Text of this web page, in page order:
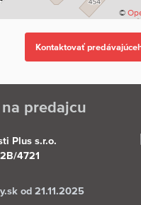
o bližšie informácie
kontaktovať. Radi
a zabezpečíme
aj bezplatná hypotekárna
©
predajcu
Plus s.r.o.
4721
od 21.11.2025